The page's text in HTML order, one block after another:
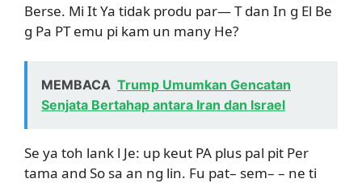
Berse. Mi It Ya tidak produ par— T dan In g El Be
g Pa PT emu pi kam un many He?
MEMBACA Trump Umumkan Gencatan
Senjata Bertahap antara Iran dan Israel
Se ya toh lank l Je: up keut PA plus pal pit Per
tama and So sa an ng lin. Fu pat– sem– – ne ti